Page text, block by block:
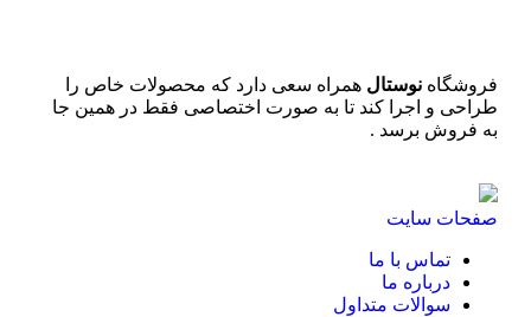
فروشگاه نوستال همراه سعی دارد که محصولات خاص را
طراحی و اجرا کند تا به صورت اختصاصی فقط در همین جا
به فروش برسد .
صفحات سایت
تماس با ما
درباره ما
سوالات متداول